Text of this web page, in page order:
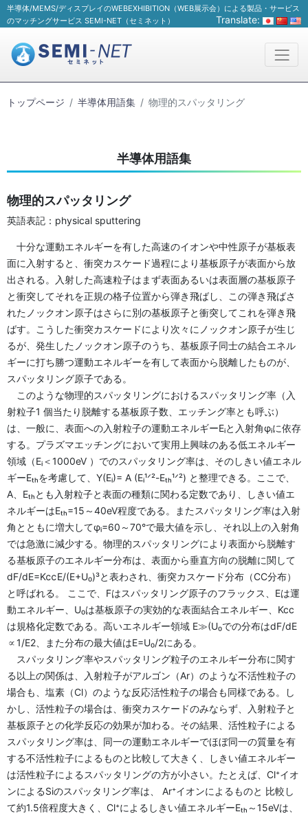
半導体/MEMS/ディスプレイのWEBEXHIBITION（WEB展示会）による製品・サービス
のマッチングサービス SEMI-NET（セミネット）
Translate:
トップページ 半導体用語集 物理的スパッタリング
半導体用語集
物理的スパッタリング
英語表記：physical sputtering
十分な運動エネルギーを有した高速のイオンや中性原子が基板表
面に入射すると、衝突カスケード過程により基板原子が表面から放
出される。入射した高速粒子はまず表面あるいは表面層の基板原子
と衝突してそれを正規の格子位置から弾き飛ばし、この弾き飛ばさ
れたノックオン原子はさらに別の基板原子と衝突してこれを弾き飛
ばす。こうした衝突カスケードにより次々にノックオン原子が生じ
るが、発生したノックオン原子のうち、基板原子同士の結合エネル
ギーに打ち勝つ運動エネルギーを有して表面から脱離したものが、
スパッタリング原子である。
このような物理的スパッタリングにおけるスパッタリング率（入
射粒子1 個当たり脱離する基板原子数、エッチング率とも呼ぶ）
は、一般に、表面への入射粒子の運動エネルギーEᵢと入射角φᵢに依存
する。プラズマエッチングにおいて実用上興味のある低エネルギー
領域（Eᵢ＜1000eV ）でのスパッタリング率は、そのしきい値エネル
ギーEₜₕを考慮して、Y(Eᵢ)= A (Eᵢ¹ᐟ²-Eₜₕ¹ᐟ²) と整理できる。ここで、
A、Eₜₕとも入射粒子と表面の種類に関わる定数であり、しきい値エ
ネルギーはEₜₕ=15～40eV程度である。またスパッタリング率は入射
角とともに増大してφᵢ=60～70°で最大値を示し、それ以上の入射角
では急激に減少する。物理的スパッタリングにより表面から脱離す
る基板原子のエネルギー分布は、表面から垂直方向の脱離に関して
dF/dE=KⅽⅽE/(E+U₀)³と表わされ、衝突カスケード分布（CC分布）
と呼ばれる。 ここで、Fはスパッタリング原子のフラックス、Eは運
動エネルギー、U₀は基板原子の実効的な表面結合エネルギー、Kcc
は規格化定数である。高いエネルギー領域 E≫(U₀での分布はdF/dE
∝1/E2、また分布の最大値はE=U₀/2にある。
スパッタリング率やスパッタリング粒子のエネルギー分布に関す
る以上の関係は、入射粒子がアルゴン（Ar）のような不活性粒子の
場合も、塩素（Cl）のような反応活性粒子の場合も同様である。し
かし、活性粒子の場合は、衝突カスケードのみならず、入射粒子と
基板原子との化学反応の効果が加わる。その結果、活性粒子による
スパッタリング率は、同一の運動エネルギーでほぼ同一の質量を有
する不活性粒子によるものと比較して大きく、しきい値エネルギー
は活性粒子によるスパッタリングの方が小さい。たとえば、Cl⁺イオ
ンによるSiのスパッタリング率は、 Ar⁺イオンによるものと 比較し
て約1.5倍程度大きく、Cl⁺によるしきい値エネルギーEₜₕ～15eVは、